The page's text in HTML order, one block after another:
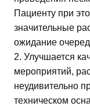
Пациенту при
значительные
ожидание
2. Улучшается
мероприятий,
неудивительно
техническом